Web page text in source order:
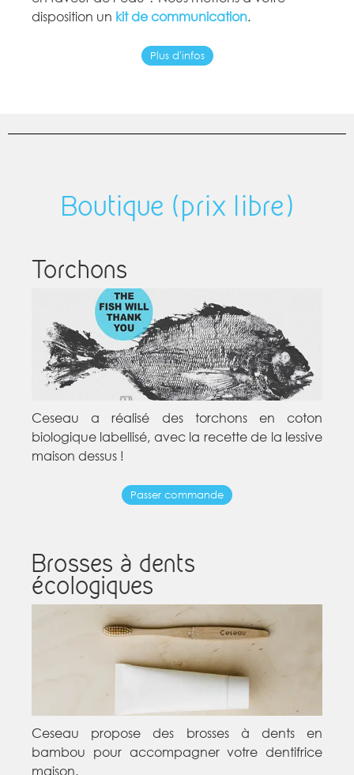
disposition un kit de communication.
Plus d'infos
Boutique (prix libre)
Torchons
Ceseau a réalisé des torchons en coton
biologique labellisé, avec la recette de la lessive
maison dessus !
Passer commande
Brosses à dents
écologiques
Ceseau propose des brosses à dents en
bambou pour accompagner votre dentifrice
maison.